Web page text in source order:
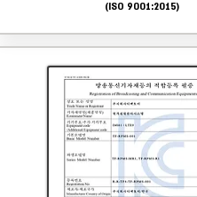
(ISO 9001:2015)